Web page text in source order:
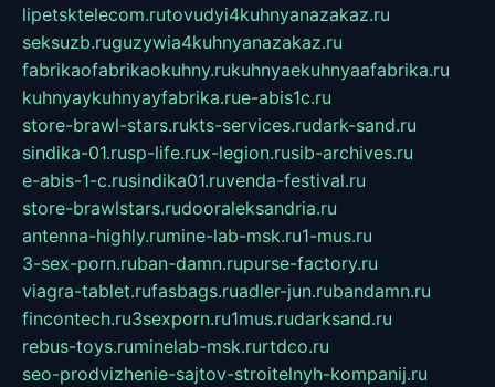
lipetsktelecom.rutovudyi4kuhnyanazakaz.ru
seksuzb.ruguzywia4kuhnyanazakaz.ru
fabrikaofabrikaokuhny.rukuhnyaekuhnyaafabrika.ru
kuhnyaykuhnyayfabrika.rue-abis1c.ru
store-brawl-stars.rukts-services.rudark-sand.ru
sindika-01.rusp-life.rux-legion.rusib-archives.ru
e-abis-1-c.rusindika01.ruvenda-festival.ru
store-brawlstars.rudooraleksandria.ru
antenna-highly.rumine-lab-msk.ru1-mus.ru
3-sex-porn.ruban-damn.rupurse-factory.ru
viagra-tablet.rufasbags.ruadler-jun.rubandamn.ru
fincontech.ru3sexporn.ru1mus.rudarksand.ru
rebus-toys.ruminelab-msk.rurtdco.ru
seo-prodvizhenie-sajtov-stroitelnyh-kompanij.ru